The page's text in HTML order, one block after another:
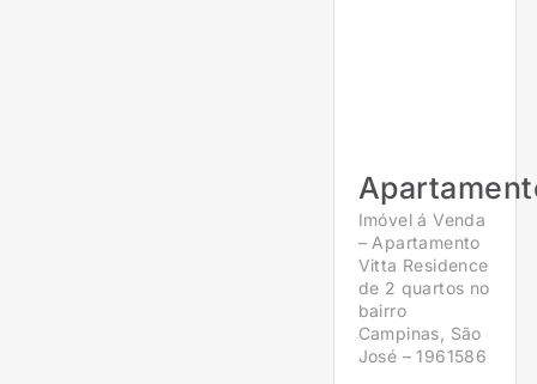
Imóvel á Venda
– Apartamento
Vitta Residence
de 2 quartos no
bairro
Campinas, São
José – 1961586